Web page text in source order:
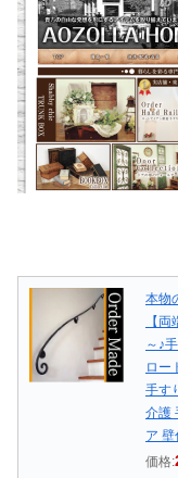
本物
【
～♪
ロー
手す
介護
ア 壁
価格: